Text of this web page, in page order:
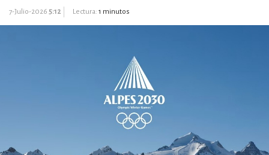
7-Julio-2026 5:12 Lectura: 1 minutos